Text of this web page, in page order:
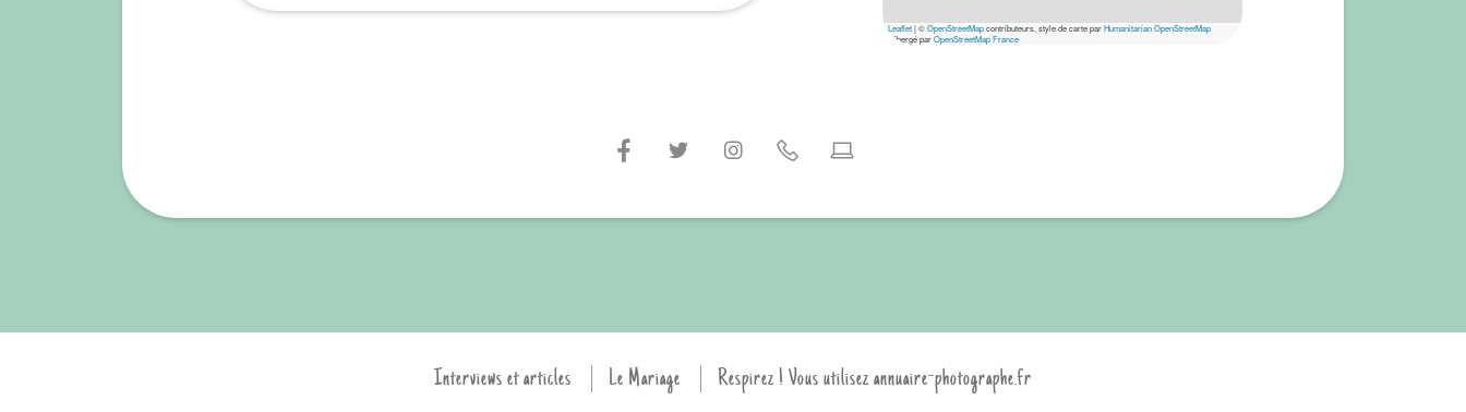
Leaflet|©OpenStreetMapcontributeurs, style de carte parHumanitarian OpenStreetMap
hébergé parOpenStreetMap France
Interviews et articles Le Mariage Respirez ! Vous utilisez annuaire-photographe.fr